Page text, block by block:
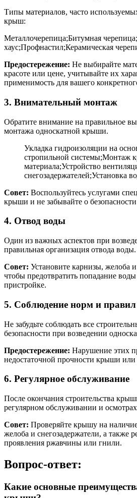
Типы материалов, часто
крыш:
Металлочерепица;Битумная
хаус;Профнастил;Керамическая
Предостережение: Не выбирайте
красоте или цене, учитывайте их
применимость для вашего
3. Внимательный монтаж
Обратите внимание на правильное
монтажа односкатной крыши.
Укладка гидроизоляции на
стропильной системы;Монтаж
материала;Устройство
снегозадержателей;Установка
Совет: Воспользуйтесь услугами
крыши и не забывайте о
4. Отвод воды
Один из важных аспектов при
правильная организация отвода воды.
Совет: Установите карнизы, желоба
чтобы предотвратить попадание
пристройке.
5. Соблюдение норм и правил
Не забудьте соблюдать все
безопасности при возведении
Предостережение: Нарушение этих
недостаточной прочности крыши
6. Регулярное обслуживание
После окончания строительства
регулярном обслуживании и
Совет: Проверяйте крышу на
желоба и снегозадержатели, а также
проявления ржавчины или гнили.
Вопрос-ответ:
Какие основные